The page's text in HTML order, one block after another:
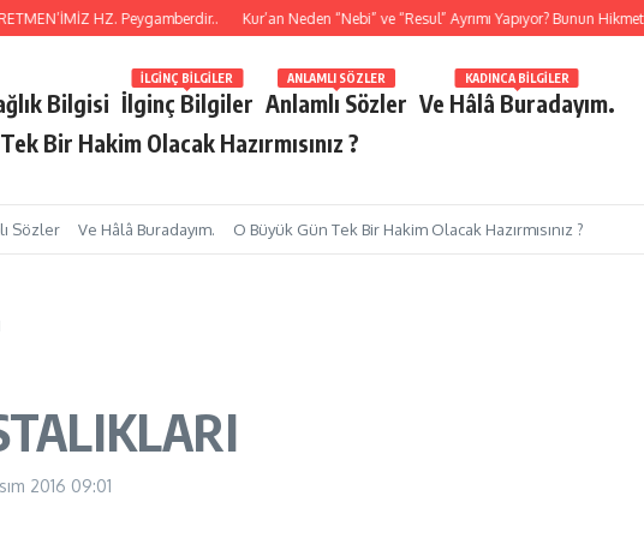
HZ. Peygamberdir.. Kur’an Neden “Nebi” ve “Resul” Ayrımı Yapıyor? Bunun Hikmeti
Bilgisi İlginç Bilgiler
İLGINÇ BILGILER
Anlamlı Sözler
ANLAMLI SÖZLER
Ve Hâlâ Buradayım.
KADINCA BILGILER
Bir Hakim Olacak Hazırmısınız ?
Sözler Ve Hâlâ Buradayım. O Büyük Gün Tek Bir Hakim Olacak Hazırmısınız ?
2016 09:01